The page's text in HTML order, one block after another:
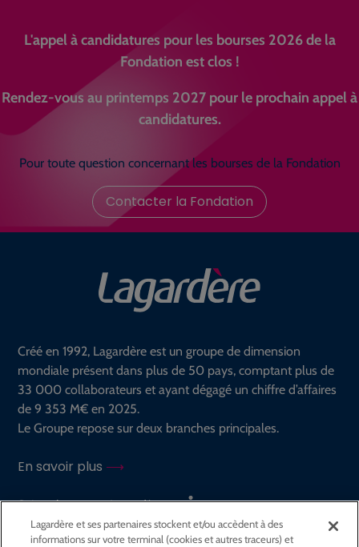
L'appel à candidatures pour les bourses 2026 de la
Fondation est clos !
Rendez-vous au printemps 2027 pour le prochain appel à
candidatures.
Pour toute question concernant les bourses de la Fondation
Contacter la Fondation
Créé en 1992, Lagardère est un groupe de dimension
mondiale présent dans plus de 50 pays, comptant plus de
33 000 collaborateurs et ayant dégagé un chiffre d’affaires
de 9 353 M€ en 2025.
Le Groupe repose sur deux branches principales.
En savoir plus
Suivez le groupe Lagardère sur
Lagardère et ses partenaires stockent et/ou accèdent à des
informations sur votre terminal (cookies et autres traceurs) et